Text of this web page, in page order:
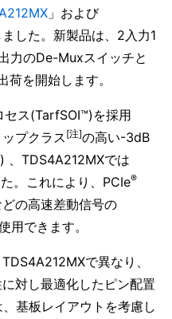
」および
ました。新製品は、2入力1
力のDe-Muxスイッチと
荷を開始します。
セス(TarfSOI™)を採用
プクラス [注]の高い-3dB
、TDS4A212MXでは
。これにより、PCIe®
の高速差動信号の
できます。
で異なり、
対し最適化したピン配置
基板レイアウトを考慮し